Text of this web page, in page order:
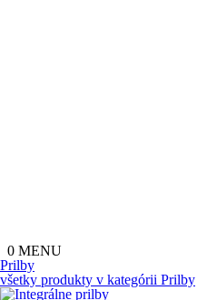
0 MENU
Prilby
všetky produkty v kategórii Prilby